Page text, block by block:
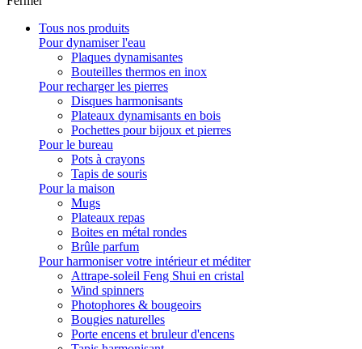
Tous nos produits
Pour dynamiser l'eau
Plaques dynamisantes
Bouteilles thermos en inox
Pour recharger les pierres
Disques harmonisants
Plateaux dynamisants en bois
Pochettes pour bijoux et pierres
Pour le bureau
Pots à crayons
Tapis de souris
Pour la maison
Mugs
Plateaux repas
Boites en métal rondes
Brûle parfum
Pour harmoniser votre intérieur et méditer
Attrape-soleil Feng Shui en cristal
Wind spinners
Photophores & bougeoirs
Bougies naturelles
Porte encens et bruleur d'encens